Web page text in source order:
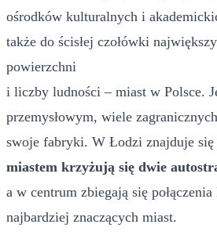
ośrodków kulturalnych i
także do ścisłej czołówki
powierzchni
i liczby ludności – miast w Polsce.
przemysłowym, wiele
swoje fabryki. W Łodzi znajduje
miastem krzyżują się dwie
a w centrum zbiegają się
najbardziej znaczących miast.